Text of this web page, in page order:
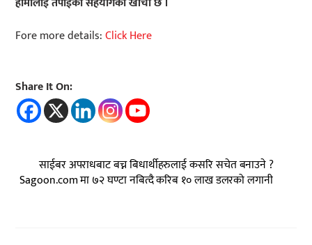
Fore more details:Click Here
Share It On:
साईबर अपराधबाट बच्न बिधार्थीहरुलाई कसरि सचेत बनाउने ?
Sagoon.com मा ७२ घण्टा नबित्दै करिब १० लाख डलरको लगानी